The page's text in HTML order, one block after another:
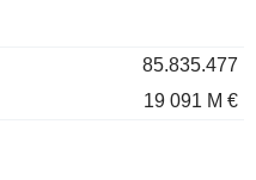
85.835.477
19 091 M €